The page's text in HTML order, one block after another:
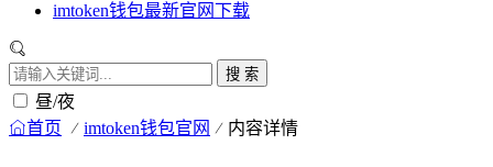
imtoken钱包最新官网下载
搜 索
昼/夜
首页 imtoken钱包官网 内容详情